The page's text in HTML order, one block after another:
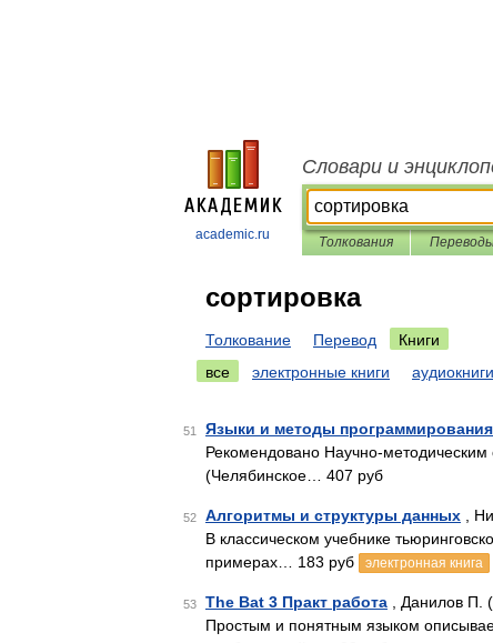
academic.ru
Словари и
Толкования
сортировка
Толкование Перевод
Книги
все
электронные книги аудиокниги
51 Языки и методы
Рекомендовано Научно-
(Челябинское… 407 руб
52 Алгоритмы и структуры данных ,
В классическом учебнике
примерах… 183 руб
электронная книга
53 The Bat 3 Практ работа , Данилов П.
Простым и понятным языком